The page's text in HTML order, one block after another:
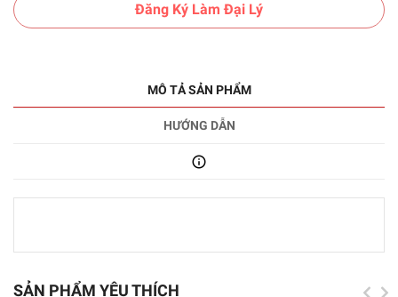
Đăng Ký Làm Đại Lý
MÔ TẢ SẢN PHẨM
HƯỚNG DẪN
SẢN PHẨM YÊU THÍCH